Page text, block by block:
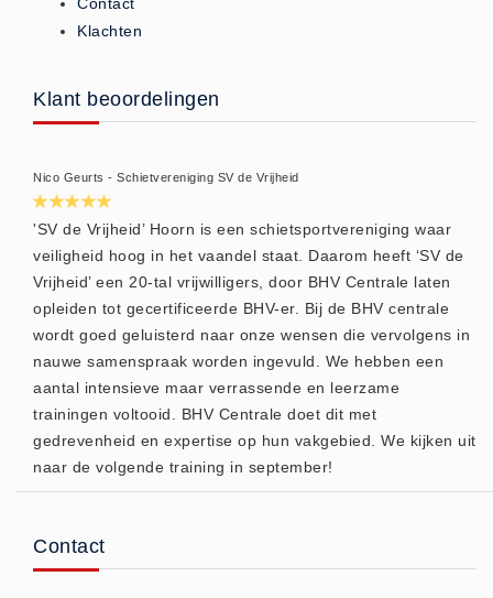
Brandmelders - Algemeen (1)
Brandvertragend (9)
Brandwondmaterialen
Algemeen (9)
CO2 meters
CO2 meters (0)
Corona maatregelen
COVID-19 artikelen (0)
COVID-19 artikelen
COVID-19 artikelen (0)
Drogisterij
Desinfectants (6)
Geneesmiddelen (0)
Koud - Warm kompressen (3)
Klachten
Klant beoordelingen
Nico Geurts - Schietvereniging SV de Vrijheid
'SV de Vrijheid’ Hoorn is een schietsportvereniging waar
veiligheid hoog in het vaandel staat. Daarom heeft ‘SV de
Vrijheid’ een 20-tal vrijwilligers, door BHV Centrale laten
opleiden tot gecertificeerde BHV-er. Bij de BHV centrale
wordt goed geluisterd naar onze wensen die vervolgens in
nauwe samenspraak worden ingevuld. We hebben een
aantal intensieve maar verrassende en leerzame
trainingen voltooid. BHV Centrale doet dit met
gedrevenheid en expertise op hun vakgebied. We kijken uit
naar de volgende training in september!
Contact